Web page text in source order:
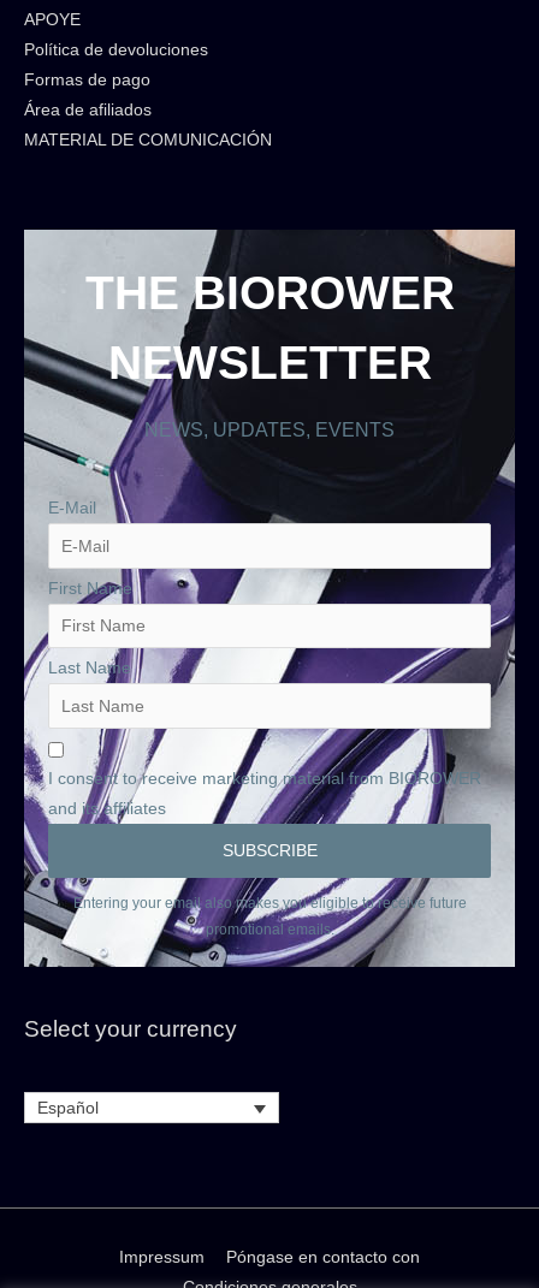
APOYE
Política de devoluciones
Formas de pago
Área de afiliados
MATERIAL DE COMUNICACIÓN
THE BIOROWER
NEWSLETTER
NEWS, UPDATES, EVENTS
E-Mail
First Name
Last Name
I consent to receive marketing material from BIOROWER
and its affiliates
Entering your email also makes you eligible to receive future
promotional emails.
Select your currency
Español
Impressum
Póngase en contacto con